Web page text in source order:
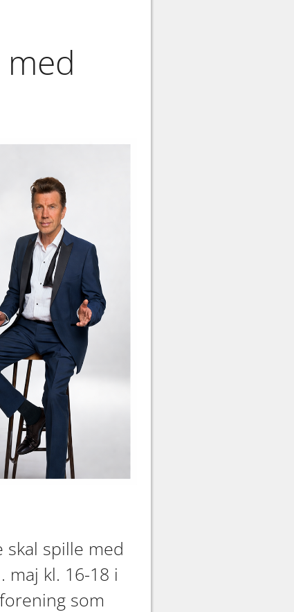
spille med
maj kl. 16-18 i
som